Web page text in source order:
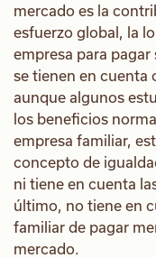
mercado es la
esfuerzo global, la
empresa para
se tienen en cuenta
aunque algunos
los beneficios
empresa familiar,
concepto de
ni tiene en cuenta
último, no tiene en
familiar de pagar
mercado.